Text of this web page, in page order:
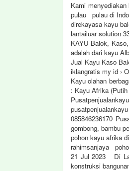
Kami
pulau pulau di
direkayasa kayu
lantailuar solution
KAYU Balok,
adalah dari kayu
Jual Kayu Kaso
iklangratis my id ›
Kayu olahan
: Kayu Afrika
085846236170
gombong, bambu
pohon kayu afrika
rahimsanjaya
21 Jul 2023 Di
konstruksi